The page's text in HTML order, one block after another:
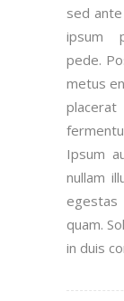
sed
ipsum
pede.
metus
Ipsum
nullam
quam.
in duis